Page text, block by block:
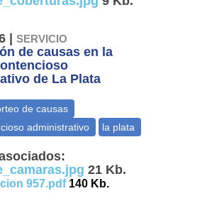
|SERVICIO
de causas en la
de La Plata
21 Kb.
957.pdf140 Kb.